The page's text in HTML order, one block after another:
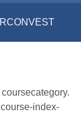
index-